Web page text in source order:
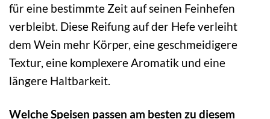
für eine bestimmte Zeit auf seinen Feinhefen
verbleibt. Diese Reifung auf der Hefe verleiht
dem Wein mehr Körper, eine geschmeidigere
Textur, eine komplexere Aromatik und eine
längere Haltbarkeit.
Welche Speisen passen am besten zu diesem